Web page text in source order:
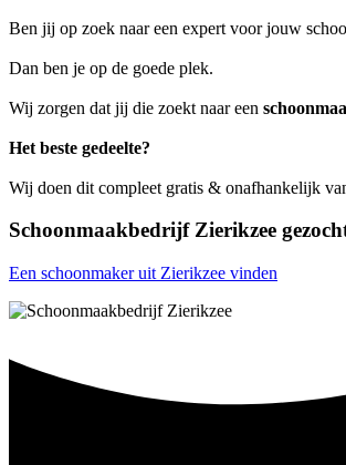
Ben jij op zoek naar een expert voor jouw
Dan ben je op de goede plek.
Wij zorgen dat jij die zoekt naar een
Het beste gedeelte?
Wij doen dit compleet gratis & onafhankelijk
Schoonmaakbedrijf Zierikzee
Een schoonmaker uit Zierikzee vinden